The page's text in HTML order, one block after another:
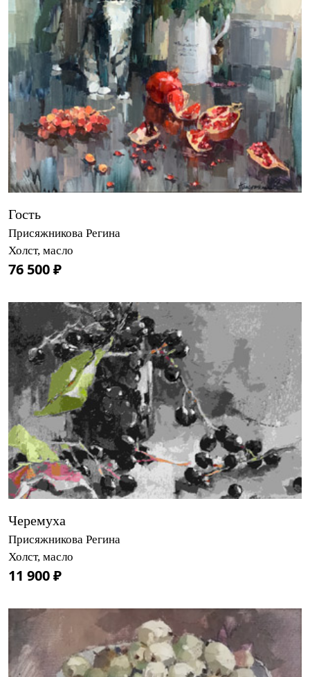
Гость
Присяжникова Регина
Холст, масло
76 500 ₽
Черемуха
Присяжникова Регина
Холст, масло
11 900 ₽